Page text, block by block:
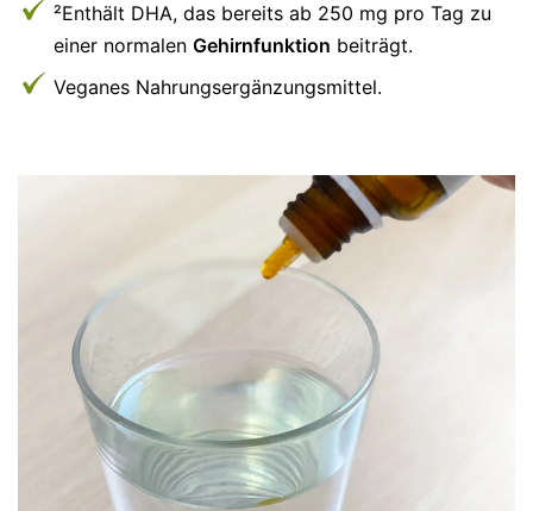
²Enthält DHA, das bereits ab 250 mg pro Tag zu
einer normalen Gehirnfunktion beiträgt.
Veganes Nahrungsergänzungsmittel.